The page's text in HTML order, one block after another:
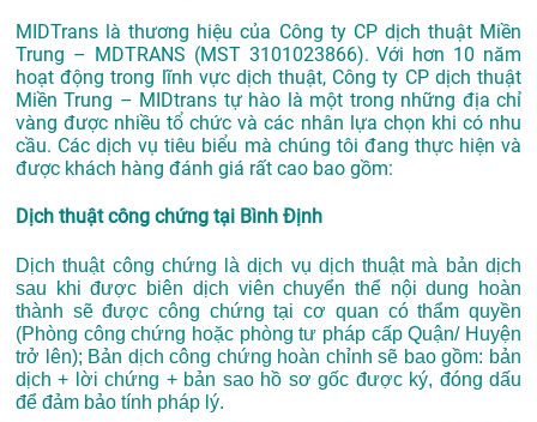
MIDTrans là thương hiệu của Công ty CP dịch thuật Miền
Trung – MDTRANS (MST 3101023866).Với hơn 10 năm
hoạt động trong lĩnh vực dịch thuật, Công ty CP dịch thuật
Miền Trung – MIDtrans tự hào là một trong những địa chỉ
vàng được nhiều tổ chức và các nhân lựa chọn khi có nhu
cầu. Các dịch vụ tiêu biểu mà chúng tôi đang thực hiện và
được khách hàng đánh giá rất cao bao gồm:
Dịch thuật công chứng tại Bình Định
Dịch thuật công chứng là dịch vụ dịch thuật mà bản dịch
sau khi được biên dịch viên chuyển thể nội dung hoàn
thành sẽ được công chứng tại cơ quan có thẩm quyền
(Phòng công chứng hoặc phòng tư pháp cấp Quận/ Huyện
trở lên); Bản dịch công chứng hoàn chỉnh sẽ bao gồm: bản
dịch + lời chứng + bản sao hồ sơ gốc được ký, đóng dấu
để đảm bảo tính pháp lý.